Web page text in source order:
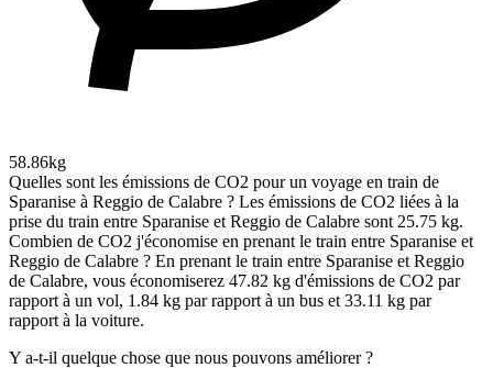
58.86kg
Quelles sont les émissions de CO2 pour un voyage en train de
Sparanise à Reggio de Calabre ? Les émissions de CO2 liées à la
prise du train entre Sparanise et Reggio de Calabre sont 25.75 kg.
Combien de CO2 j'économise en prenant le train entre Sparanise et
Reggio de Calabre ? En prenant le train entre Sparanise et Reggio
de Calabre, vous économiserez 47.82 kg d'émissions de CO2 par
rapport à un vol, 1.84 kg par rapport à un bus et 33.11 kg par
rapport à la voiture.
Y a-t-il quelque chose que nous pouvons améliorer ?